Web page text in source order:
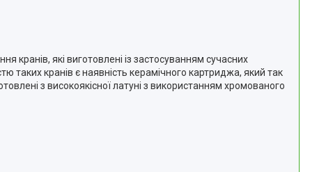
які виготовлені із застосуванням сучасних
таких кранів є наявність керамічного картриджа, який так
з високоякісної латуні з використанням хромованого